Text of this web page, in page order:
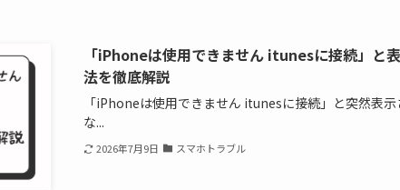
「iPhoneは使用できません itunesに接続」と
法を徹底解説
「iPhoneは使用できません itunesに接続」と突然表
な...
2026年7月9日 スマホトラブル